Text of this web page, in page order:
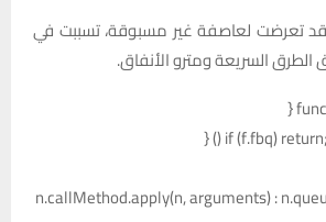
تعرضت لعاصفة غير مسبوقة، تسببت في
الطرق السريعة ومترو الأنفاق.
if (f.fbq) return;
n.callMethod.apply(n, arguments) :